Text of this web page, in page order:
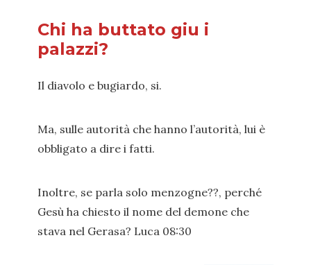
Chi ha buttato giu i
palazzi?
Il diavolo e bugiardo, si.
Ma, sulle autorità che hanno l’autorità, lui è
obbligato a dire i fatti.
Inoltre, se parla solo menzogne??, perché
Gesù ha chiesto il nome del demone che
stava nel Gerasa? Luca 08:30